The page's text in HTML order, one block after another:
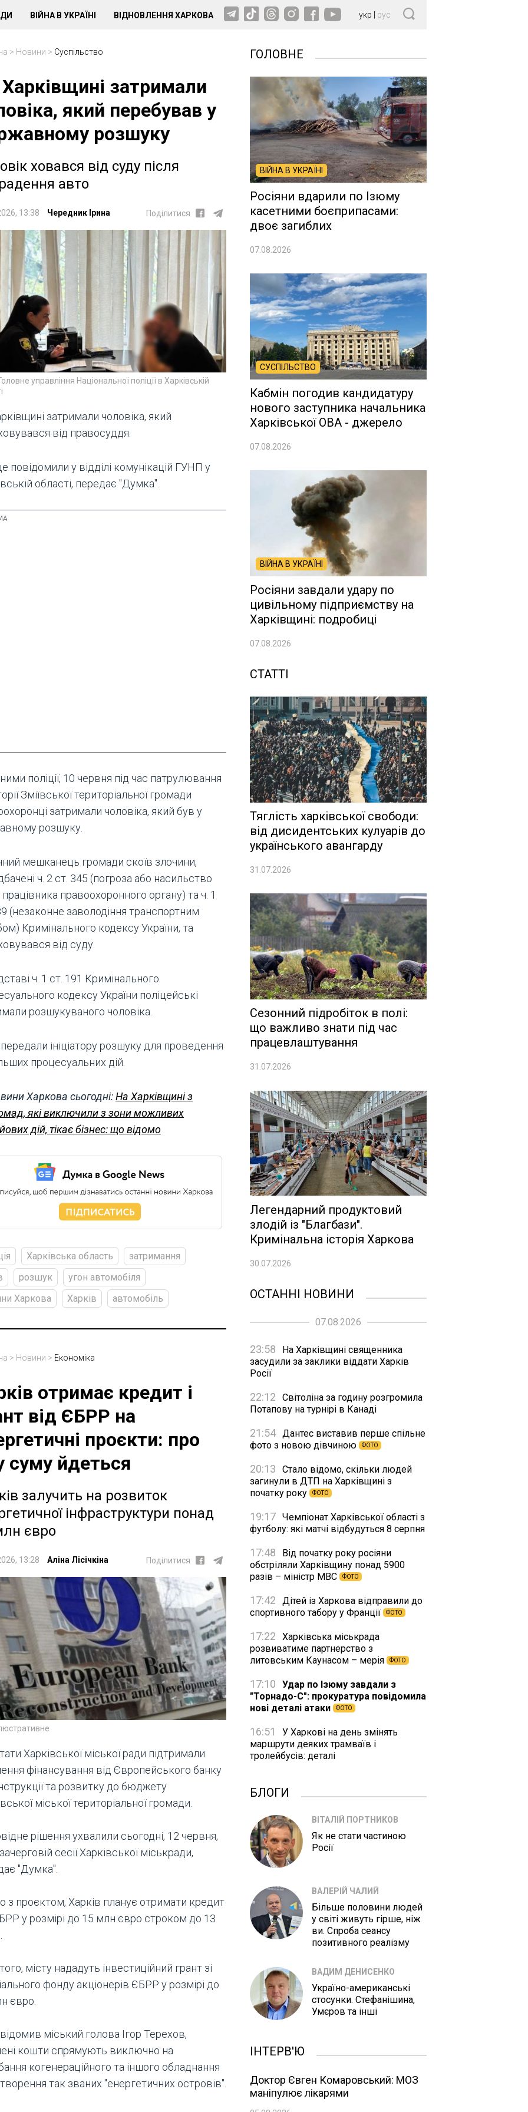
ВІЙНА В УКРАЇНІ ВІДНОВЛЕННЯ ХАРКОВА укр рус
> Новини > Суспільство
затримали
який перебував у
розшуку
ховався від суду після
авто
13:38 Чередник Ірина Поділитися
управління Національної поліції в Харківській
затримали чоловіка, який
від правосуддя.
повідомили у відділі комунікацій ГУНП у
області, передає "Думка".
поліції, 10 червня під час патрулювання
Зміївської територіальної громади
затримали чоловіка, який був у
розшуку.
мешканець громади скоїв злочини,
ч. 2 ст. 345 (погроза або насильство
правоохоронного органу) та ч. 1
(незаконне заволодіння транспортним
Кримінального кодексу України, та
від суду.
ч. 1 ст. 191 Кримінального
кодексу України поліцейські
розшукуваного чоловіка.
ініціатору розшуку для проведення
процесуальних дій.
Харкова сьогодні:На Харківщині з
які виключили з зони можливих
дій, тікає бізнес: що відомо
Харківська область
затримання
розшук
угон автомобіля
Харкова
Харків автомобіль
> Новини > Економіка
отримає кредит і
від ЄБРР на
проєкти: про
суму йдеться
залучить на розвиток
інфраструктури понад
євро
13:28 Аліна Лісічкіна Поділитися
Харківської міської ради підтримали
фінансування від Європейського банку
та розвитку до бюджету
міської територіальної громади.
рішення ухвалили сьогодні, 12 червня,
сесії Харківської міськради,
"Думка".
з проєктом, Харків планує отримати кредит
у розмірі до 15 млн євро строком до 13
місту нададуть інвестиційний грант зі
фонду акціонерів ЄБРР у розмірі до
євро.
міський голова Ігор Терехов,
кошти спрямують виключно на
когенераційного та іншого обладнання
так званих "енергетичних островів".
ГОЛОВНЕ
ВІЙНА В УКРАЇНІ
Росіяни вдарили по Ізюму
касетними боєприпасами:
двоє загиблих
07.08.2026
СУСПІЛЬСТВО
Кабмін погодив кандидатуру
нового заступника начальника
Харківської ОВА - джерело
07.08.2026
ВІЙНА В УКРАЇНІ
Росіяни завдали удару по
цивільному підприємству на
Харківщині: подробиці
07.08.2026
СТАТТІ
Тяглість харківської свободи:
від дисидентських кулуарів до
українського авангарду
31.07.2026
Сезонний підробіток в полі:
що важливо знати під час
працевлаштування
31.07.2026
Легендарний продуктовий
злодій із "Благбази".
Кримінальна історія Харкова
30.07.2026
ОСТАННІ НОВИНИ
07.08.2026
23:58
На Харківщині священника
засудили за заклики віддати Харків
Росії
22:12
Світоліна за годину розгромила
Потапову на турнірі в Канаді
21:54 Дантес виставив перше спільне
фото з новою дівчиною
ФОТО
20:13
Стало відомо, скільки людей
загинули в ДТП на Харківщині з
початку року
ФОТО
19:17 Чемпіонат Харківської області з
футболу: які матчі відбудуться 8 серпня
17:48
Від початку року росіяни
обстріляли Харківщину понад 5900
разів – міністр МВС
ФОТО
17:42
Дітей із Харкова відправили до
спортивного табору у Франції
ФОТО
17:22
Харківська міськрада
розвиватиме партнерство з
литовським Каунасом – мерія
ФОТО
17:10
Удар по Ізюму завдали з
"Торнадо-С": прокуратура повідомила
нові деталі атаки
ФОТО
16:51
У Харкові на день змінять
маршрути деяких трамваїв і
тролейбусів: деталі
БЛОГИ
ВІТАЛІЙ ПОРТНИКОВ
Як не стати частиною
Росії
ВАЛЕРІЙ ЧАЛИЙ
Більше половини людей
у світі живуть гірше, ніж
ви. Спроба сеансу
позитивного реалізму
ВАДИМ ДЕНИСЕНКО
Україно-американські
стосунки. Стефанішина,
Умєров та інші
ІНТЕРВ'Ю
Доктор Євген Комаровський: МОЗ
маніпулює лікарями